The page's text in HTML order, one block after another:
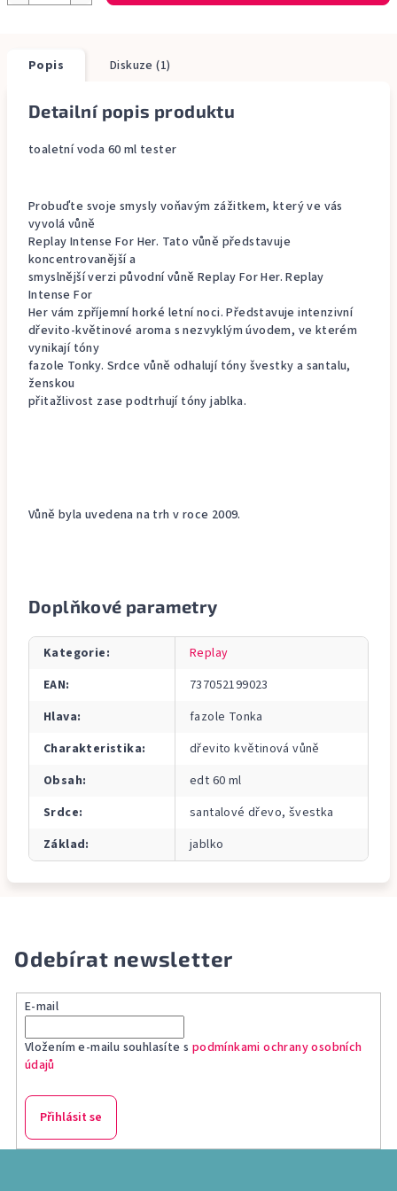
Popis Diskuze (1)
Detailní popis produktu
toaletní voda 60 ml tester
Probuďte svoje smysly voňavým zážitkem, který ve vás
vyvolá vůně
Replay Intense For Her. Tato vůně představuje
koncentrovanější a
smyslnější verzi původní vůně Replay For Her. Replay
Intense For
Her vám zpříjemní horké letní noci. Představuje intenzivní
dřevito-květinové aroma s nezvyklým úvodem, ve kterém
vynikají tóny
fazole Tonky. Srdce vůně odhalují tóny švestky a santalu,
ženskou
přitažlivost zase podtrhují tóny jablka.
Vůně byla uvedena na trh v roce 2009.
Doplňkové parametry
Kategorie:
Replay
EAN:
737052199023
Hlava:
fazole Tonka
Charakteristika:
dřevito květinová vůně
Obsah:
edt 60 ml
Srdce:
santalové dřevo, švestka
Základ: jablko
Odebírat newsletter
E-mail
Vložením e-mailu souhlasíte s podmínkami ochrany osobních
údajů
Přihlásit se